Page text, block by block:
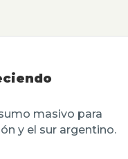
masivo para
y el sur argentino.